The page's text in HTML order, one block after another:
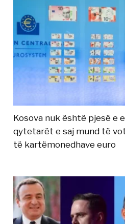
Kosova nuk është pjesë e
qytetarët e saj mund të
të kartëmonedhave euro